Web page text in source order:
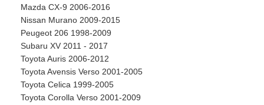
Mazda CX-9 2006-2016
Nissan Murano 2009-2015
Peugeot 206 1998-2009
Subaru XV 2011 - 2017
Toyota Auris 2006-2012
Toyota Avensis Verso 2001-2005
Toyota Celica 1999-2005
Toyota Corolla Verso 2001-2009